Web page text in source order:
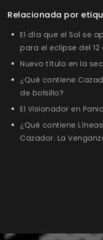
Relacionada por
El día que el Sol se
para el eclipse del
Nuevo título en la
¿Qué contiene
de bolsillo?
El Visionador en
¿Qué contiene
Cazador: La